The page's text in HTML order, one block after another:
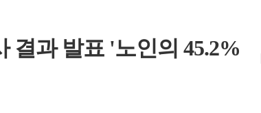
결과 발표 '노인의 45.2%